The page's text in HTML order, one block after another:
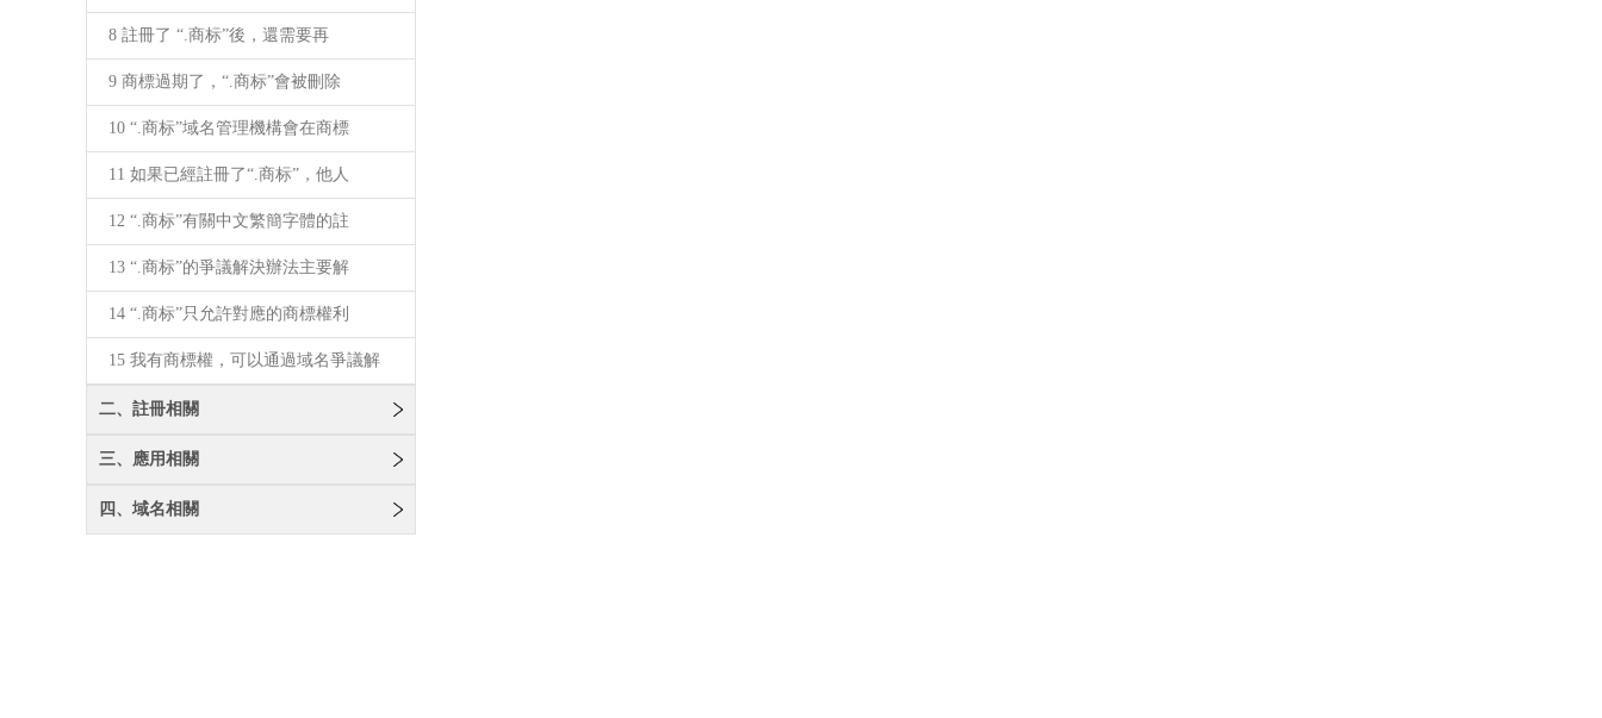
8 註冊了 “.商标”後，還需要再
9 商標過期了，“.商标”會被刪除
10 “.商标”域名管理機構會在商標
11 如果已經註冊了“.商标”，他人
12 “.商标”有關中文繁簡字體的註
13 “.商标”的爭議解決辦法主要解
14 “.商标”只允許對應的商標權利
15 我有商標權，可以通過域名爭議解
二、註冊相關
三、應用相關
四、域名相關